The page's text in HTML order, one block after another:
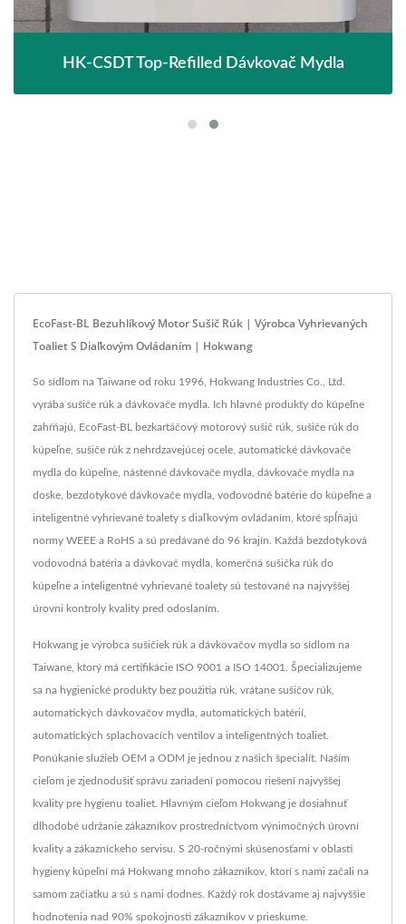
HK-CSDT Top-Refilled Dávkovač Mydla
EcoFast-BL Bezuhlíkový Motor Sušič Rúk | Výrobca Vyhrievaných
Toaliet S Diaľkovým Ovládaním | Hokwang
So sídlom na Taiwane od roku 1996, Hokwang Industries Co., Ltd.
vyrába sušiče rúk a dávkovače mydla. Ich hlavné produkty do kúpeľne
zahŕňajú, EcoFast-BL bezkartáčový motorový sušič rúk, sušiče rúk do
kúpeľne, sušiče rúk z nehrdzavejúcej ocele, automatické dávkovače
mydla do kúpeľne, nástenné dávkovače mydla, dávkovače mydla na
doske, bezdotykové dávkovače mydla, vodovodné batérie do kúpeľne a
inteligentné vyhrievané toalety s diaľkovým ovládaním, ktoré spĺňajú
normy WEEE a RoHS a sú predávané do 96 krajín. Každá bezdotyková
vodovodná batéria a dávkovač mydla, komerčná sušička rúk do
kúpeľne a inteligentné vyhrievané toalety sú testované na najvyššej
úrovni kontroly kvality pred odoslaním.
Hokwang je výrobca sušičiek rúk a dávkovačov mydla so sídlom na
Taiwane, ktorý má certifikácie ISO 9001 a ISO 14001. Špecializujeme
sa na hygienické produkty bez použitia rúk, vrátane sušičov rúk,
automatických dávkovačov mydla, automatických batérií,
automatických splachovacích ventilov a inteligentných toaliet.
Ponúkanie služieb OEM a ODM je jednou z našich špecialít. Naším
cieľom je zjednodušiť správu zariadení pomocou riešení najvyššej
kvality pre hygienu toaliet. Hlavným cieľom Hokwang je dosiahnuť
dlhodobé udržanie zákazníkov prostredníctvom výnimočných úrovní
kvality a zákazníckeho servisu. S 20-ročnými skúsenosťami v oblasti
hygieny kúpeľní má Hokwang mnoho zákazníkov, ktorí s nami začali na
samom začiatku a sú s nami dodnes. Každý rok dostávame aj najvyššie
hodnotenia nad 90% spokojnosti zákazníkov v prieskume.